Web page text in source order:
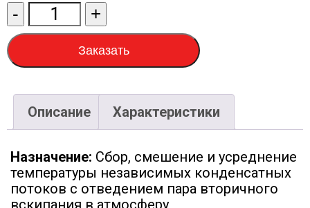
-
Количество
товара
Станция
перекачки
конденсата
СПК-
АЛАМАК-
6-
2
+
Заказать
Описание Характеристики
Назначение: Сбор, смешение и усреднение
температуры независимых конденсатных
потоков с отведением пара вторичного
вскипания в атмосферу.